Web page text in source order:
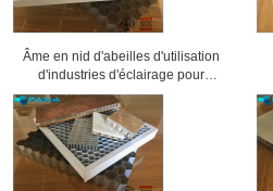
Âme en nid d'abeilles d'utilisation
d'industries d'éclairage pour
différentes grilles de projecteur
d'exposition